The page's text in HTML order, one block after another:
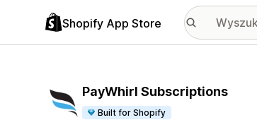
Shopify App Store
PayWhirl Subscriptions
Built for Shopify